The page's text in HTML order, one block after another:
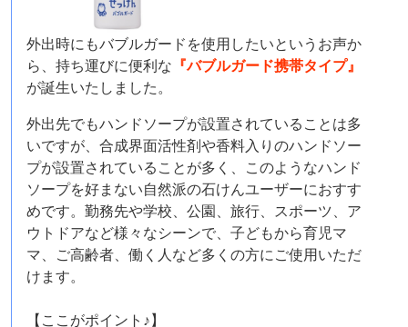
外出時にもバブルガードを使用したいというお声か
ら、持ち運びに便利な 『バブルガード携帯タイプ』
が誕生いたしました。
外出先でもハンドソープが設置されていることは多
いですが、合成界面活性剤や香料入りのハンドソー
プが設置されていることが多く、このようなハンド
ソープを好まない自然派の石けんユーザーにおすす
めです。勤務先や学校、公園、旅行、スポーツ、ア
ウトドアなど様々なシーンで、子どもから育児マ
マ、ご高齢者、働く人など多くの方にご使用いただ
けます。
【ここがポイント♪】